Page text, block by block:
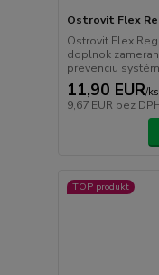
Ostrovit Flex
Ostrovit Flex
doplnok
prevenciu
11,90 EUR/ks
9,67 EUR bez
TOP produkt